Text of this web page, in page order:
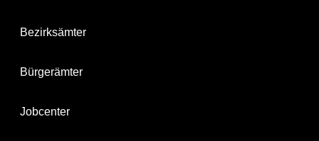
Bezirksämter
Bürgerämter
Jobcenter